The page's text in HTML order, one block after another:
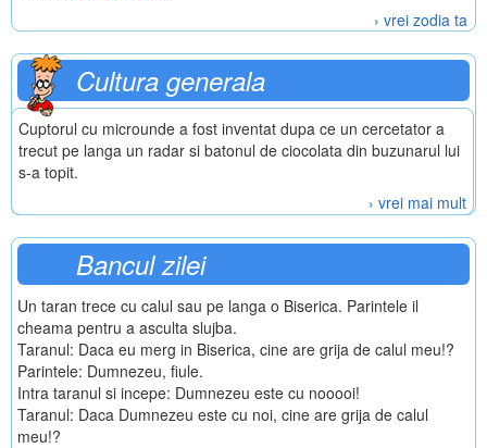
› vrei zodia ta
Cultura generala
Cuptorul cu microunde a fost inventat dupa ce un cercetator a
trecut pe langa un radar si batonul de ciocolata din buzunarul lui
s-a topit.
› vrei mai mult
Bancul zilei
Un taran trece cu calul sau pe langa o Biserica. Parintele il
cheama pentru a asculta slujba.
Taranul: Daca eu merg in Biserica, cine are grija de calul meu!?
Parintele: Dumnezeu, fiule.
Intra taranul si incepe: Dumnezeu este cu nooooi!
Taranul: Daca Dumnezeu este cu noi, cine are grija de calul
meu!?